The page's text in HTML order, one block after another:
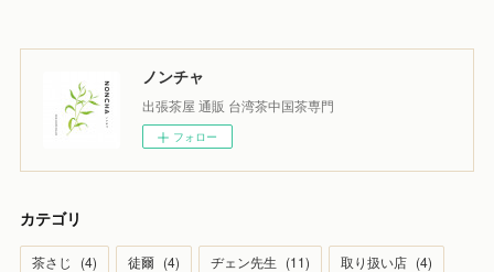
ノンチャ
出張茶屋 通販 台湾茶中国茶専門
フォロー
カテゴリ
茶さじ (4) 徒爾 (4) ヂェン先生 (11) 取り扱い店 (4)